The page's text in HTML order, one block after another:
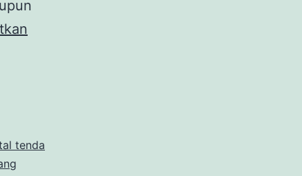
tenda